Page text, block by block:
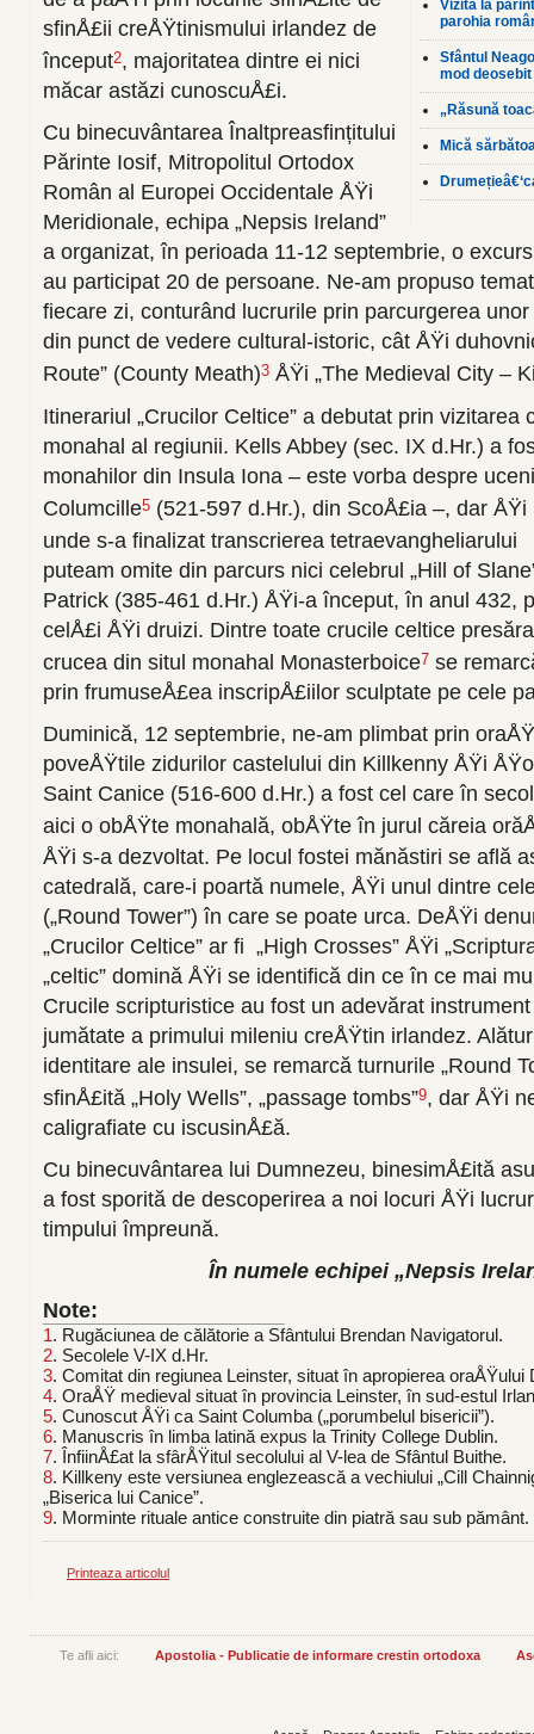
Vizită la
parohia
Sfântul
mod
„Răsună
Mică
sfinÅ£ii creÅŸtinismului irlandez de
început2, majoritatea dintre ei nici
măcar astăzi cunoscuÅ£i.
Cu binecuvântarea Înaltpreasfințitului
Părinte Iosif, Mitropolitul Ortodox
Român al Europei Occidentale ÅŸi
Meridionale, echipa „Nepsis Ireland”
a organizat, în perioada 11-12 septembrie, o
au participat 20 de persoane. Ne-am propuso
fiecare zi, conturând lucrurile prin parcurgerea
din punct de vedere cultural-istoric, cât ÅŸi
Route” (County Meath)3 ÅŸi „The Medieval City –
Itinerariul „Crucilor Celtice” a debutat prin vizitarea
monahal al regiunii. Kells Abbey (sec. IX d.Hr.) a
monahilor din Insula Iona – este vorba despre
Columcille5 (521-597 d.Hr.), din ScoÅ£ia –, dar ÅŸi
unde s-a finalizat transcrierea tetraevangheliarului
puteam omite din parcurs nici celebrul „Hill of
Patrick (385-461 d.Hr.) ÅŸi-a început, în anul 432,
celÅ£i ÅŸi druizi. Dintre toate crucile celtice
crucea din situl monahal Monasterboice7 se
prin frumuseÅ£ea inscripÅ£iilor sculptate pe cele
Duminică, 12 septembrie, ne-am plimbat prin
poveÅŸtile zidurilor castelului din Killkenny ÅŸi
Saint Canice (516-600 d.Hr.) a fost cel care în
aici o obÅŸte monahală, obÅŸte în jurul căreia
ÅŸi s-a dezvoltat. Pe locul fostei mănăstiri se află
catedrală, care-i poartă numele, ÅŸi unul dintre
(„Round Tower”) în care se poate urca. DeÅŸi
„Crucilor Celtice” ar fi „High Crosses” ÅŸi
„celtic” domină ÅŸi se identifică din ce în ce mai
Crucile scripturistice au fost un adevărat
jumătate a primului mileniu creÅŸtin irlandez.
identitare ale insulei, se remarcă turnurile „Round
sfinÅ£ită „Holy Wells”, „passage tombs”9, dar ÅŸi
caligrafiate cu iscusinÅ£ă.
Cu binecuvântarea lui Dumnezeu, binesimÅ£ită
a fost sporită de descoperirea a noi locuri ÅŸi
timpului împreună.
În numele echipei „Nepsis
Note:
1. Rugăciunea de călătorie a Sfântului Brendan Navigatorul.
2. Secolele V-IX d.Hr.
3. Comitat din regiunea Leinster, situat în apropierea oraÅŸului
4. OraÅŸ medieval situat în provincia Leinster, în sud-estul
5. Cunoscut ÅŸi ca Saint Columba („porumbelul bisericii”).
6. Manuscris în limba latină expus la Trinity College Dublin.
7. ÎnfiinÅ£at la sfârÅŸitul secolului al V-lea de Sfântul Buithe.
8. Killkeny este versiunea englezească a vechiului „Cill
„Biserica lui Canice”.
9. Morminte rituale antice construite din piatră sau sub pământ.
Printeaza articolul
Te afli aici: Apostolia - Publicatie de informare crestin ortodoxa